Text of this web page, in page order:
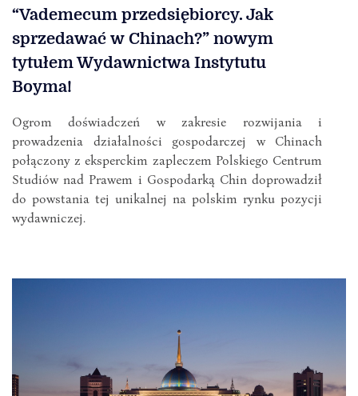
“Vademecum przedsiębiorcy. Jak
sprzedawać w Chinach?” nowym
tytułem Wydawnictwa Instytutu
Boyma!
Ogrom doświadczeń w zakresie rozwijania i
prowadzenia działalności gospodarczej w Chinach
połączony z eksperckim zapleczem Polskiego Centrum
Studiów nad Prawem i Gospodarką Chin doprowadził
do powstania tej unikalnej na polskim rynku pozycji
wydawniczej.